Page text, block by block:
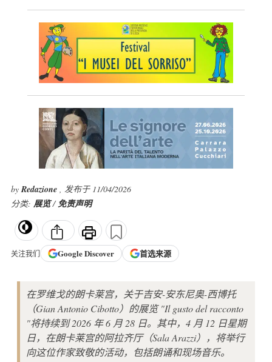
byRedazione , 发布于 11/04/2026
分类: 展览/免责声明
关注我们 GoogleDiscover 首选来源
在罗维戈的朗卡莱宫，关于吉安-安东尼奥-西博托
（Gian Antonio Cibotto）的展览 "Il gusto del racconto
"将持续到 2026 年 6 月 28 日。其中，4 月 12 日星期
日，在朗卡莱宫的阿拉齐厅（Sala Arazzi），将举行
向这位作家致敬的活动，包括朗诵和现场音乐。